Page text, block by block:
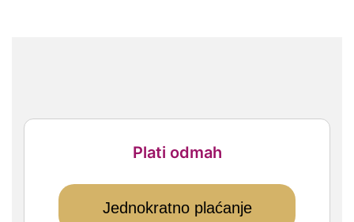
Plati odmah
Jednokratno plaćanje